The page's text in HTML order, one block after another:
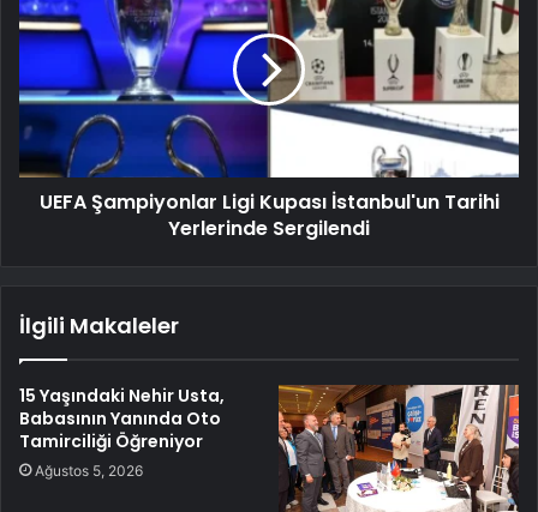
UEFA Şampiyonlar Ligi Kupası İstanbul'un Tarihi
Yerlerinde Sergilendi
İlgili Makaleler
15 Yaşındaki Nehir Usta,
Babasının Yanında Oto
Tamirciliği Öğreniyor
Ağustos 5, 2026